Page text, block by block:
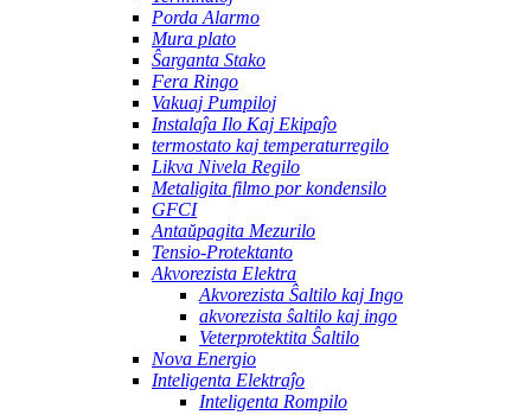
Porda Alarmo
Mura plato
Ŝarganta Stako
Fera Ringo
Vakuaj Pumpiloj
Instalaĵa Ilo Kaj Ekipaĵo
termostato kaj temperaturregilo
Likva Nivela Regilo
Metaligita filmo por kondensilo
GFCI
Antaŭpagita Mezurilo
Tensio-Protektanto
Akvorezista Elektra
Akvorezista Ŝaltilo kaj Ingo
akvorezista ŝaltilo kaj ingo
Veterprotektita Ŝaltilo
Nova Energio
Inteligenta Elektraĵo
Inteligenta Rompilo